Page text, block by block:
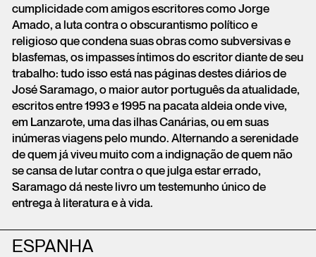
cumplicidade com amigos escritores como Jorge
Amado, a luta contra o obscurantismo político e
religioso que condena suas obras como subversivas e
blasfemas, os impasses íntimos do escritor diante de seu
trabalho: tudo isso está nas páginas destes diários de
José Saramago, o maior autor português da atualidade,
escritos entre 1993 e 1995 na pacata aldeia onde vive,
em Lanzarote, uma das ilhas Canárias, ou em suas
inúmeras viagens pelo mundo. Alternando a serenidade
de quem já viveu muito com a indignação de quem não
se cansa de lutar contra o que julga estar errado,
Saramago dá neste livro um testemunho único de
entrega à literatura e à vida.
ESPANHA